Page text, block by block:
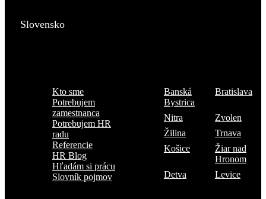
Slovensko
Kto sme
Potrebujem
zamestnanca
Potrebujem HR
radu
Referencie
HR Blog
Hľadám si prácu
Slovník pojmov
Banská
Bystrica
Bratislava
Nitra
Zvolen
Žilina
Trnava
Košice
Žiar nad
Hronom
Detva
Levice